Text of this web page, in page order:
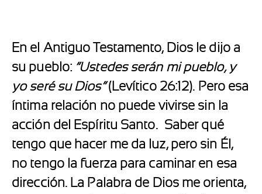
En el Antiguo Testamento, Dios le dijo a
su pueblo: “Ustedes serán mi pueblo, y
yo seré su Dios”(Levítico 26:12). Pero esa
íntima relación no puede vivirse sin la
acción del Espíritu Santo. Saber qué
tengo que hacer me da luz, pero sin Él,
no tengo la fuerza para caminar en esa
dirección. La Palabra de Dios me orienta,